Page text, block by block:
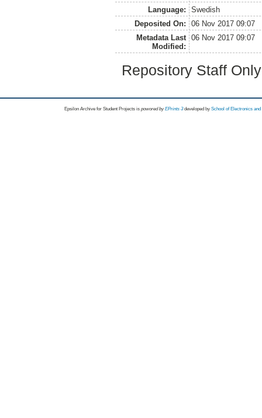
Language:
Swedish
Deposited On:
06 Nov 2017 09:07
Metadata Last
Modified:
06 Nov 2017 09:07
Repository Staff
Epsilon Archive for Student Projects is powored byEPrints 3 developed by School of Electronics